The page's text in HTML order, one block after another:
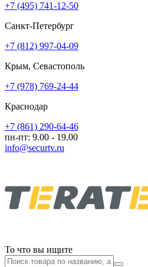
+7 (495) 741-12-50
Санкт-Петербург
+7 (812) 997-04-09
Крым, Севастополь
+7 (978) 769-24-44
Краснодар
+7 (861) 290-64-46
пн-пт: 9.00 - 19.00
info@securtv.ru
То что вы ищите